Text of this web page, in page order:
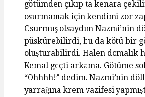
götümden çıkıp ta kenara
osurmamak için kendimi zor
Osurmuş olsaydım Nazmi’nin
püskürebilirdi, bu da kötü bir
oluşturabilirdi. Halen domalık
Kemal geçti arkama. Götüme
“Ohhhh!” dedim. Nazmi’nin
yarrağına krem vazifesi